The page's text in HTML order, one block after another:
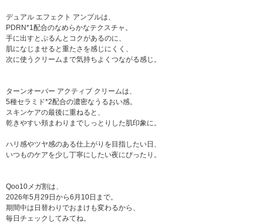
デュアル エフェクト アンプルは、
PDRN*1配合のなめらかなテクスチャ。
手に出すとぷるんとコクがあるのに、
肌になじませると重たさを感じにくく、
次に使うクリームまで気持ちよくつながる感じ。
ターンオーバー アクティブ クリームは、
5種セラミド*2配合の濃密なうるおい感。
スキンケアの最後に重ねると、
乾きやすい頬まわりまでしっとりした肌印象に。
ハリ感やツヤ感のある仕上がりを目指したい日、
いつものケアを少し丁寧にしたい夜にぴったり。
Qoo10メガ割は、
2026年5月29日から6月10日まで。
期間中は日替わりでおまけも変わるから、
毎日チェックしてみてね。